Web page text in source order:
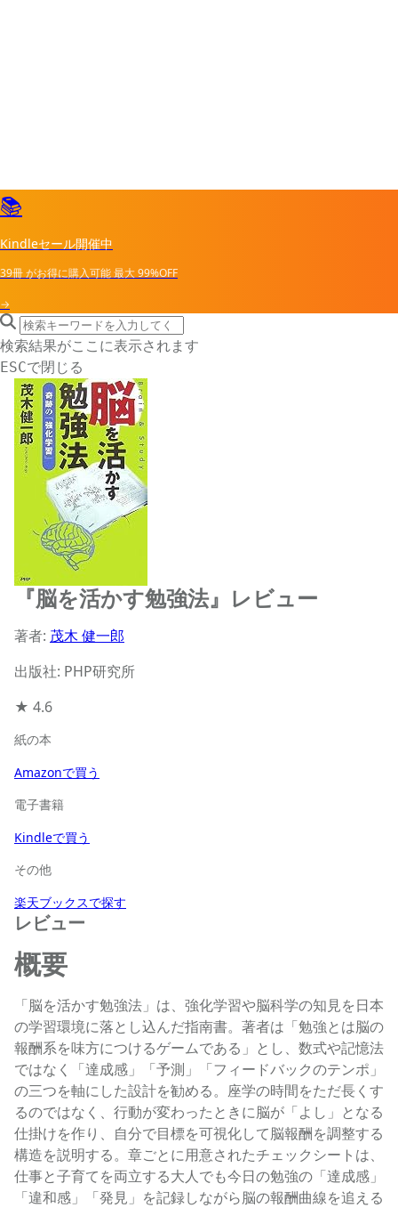
📚
Kindleセール開催中
39冊がお得に購入可能最大99%OFF
→
search icon
サイト内検索
検索結果がここに表示されます
ESCで閉じる
『脳を活かす勉強法』レビュー
著者: 茂木 健一郎
出版社: PHP研究所
★ 4.6
紙の本
Amazonで買う
電子書籍
Kindleで買う
その他
楽天ブックスで探す
レビュー
概要
「脳を活かす勉強法」は、強化学習や脳科学の知見を日本
の学習環境に落とし込んだ指南書。著者は「勉強とは脳の
報酬系を味方につけるゲームである」とし、数式や記憶法
ではなく「達成感」「予測」「フィードバックのテンポ」
の三つを軸にした設計を勧める。座学の時間をただ長くす
るのではなく、行動が変わったときに脳が「よし」となる
仕掛けを作り、自分で目標を可視化して脳報酬を調整する
構造を説明する。章ごとに用意されたチェックシートは、
仕事と子育てを両立する大人でも今日の勉強の「達成感」
「違和感」「発見」を記録しながら脳の報酬曲線を追える